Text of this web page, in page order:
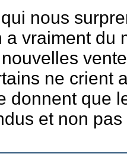
nous
a vraiment du
ne crient
donnent que
et non